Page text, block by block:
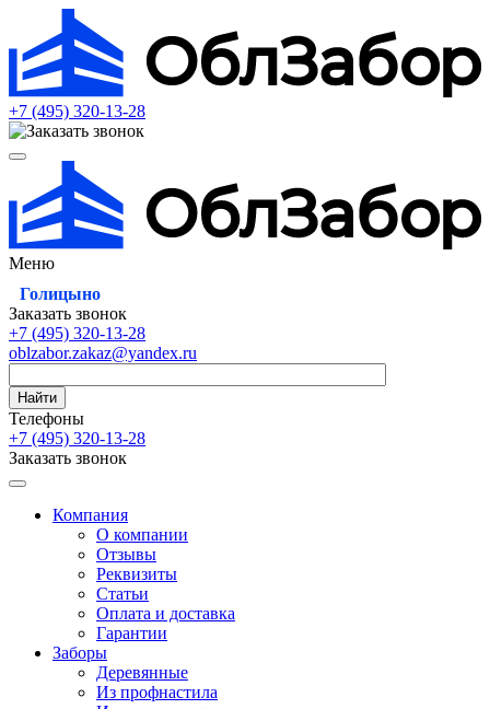
+7 (495) 320-13-28
Меню
Голицыно
Заказать звонок
+7 (495) 320-13-28
oblzabor.zakaz@yandex.ru
Найти
Телефоны
+7 (495) 320-13-28
Заказать звонок
Компания
О компании
Отзывы
Реквизиты
Статьи
Оплата и доставка
Гарантии
Заборы
Деревянные
Из профнастила